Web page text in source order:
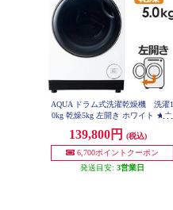
AQUA ドラム式洗濯乾燥機 洗濯1
0kg 乾燥5kg 左開き ホワイト ★大
139,800円
(税込)
6,700ポイントクーポン
発送目安: 3営業日